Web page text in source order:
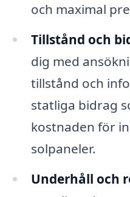
och maximal
Tillstånd och
dig med
tillstånd och
statliga bidrag
kostnaden för
solpaneler.
Underhåll och